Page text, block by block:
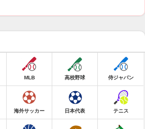
MLB 高校野球 侍ジャパン
海外サッカー 日本代表 テニス